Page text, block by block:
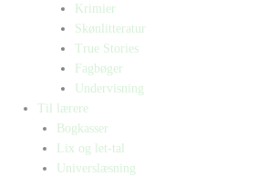
Krimier
Skønlitteratur
True Stories
Fagbøger
Undervisning
Til lærere
Bogkasser
Lix og let-tal
Universlæsning